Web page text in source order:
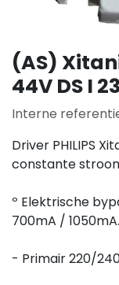
(AS)
44V DS I
Interne
Driver PHILIPS
constante
º Elektrische
700mA / 1050mA.
- Primair 220/